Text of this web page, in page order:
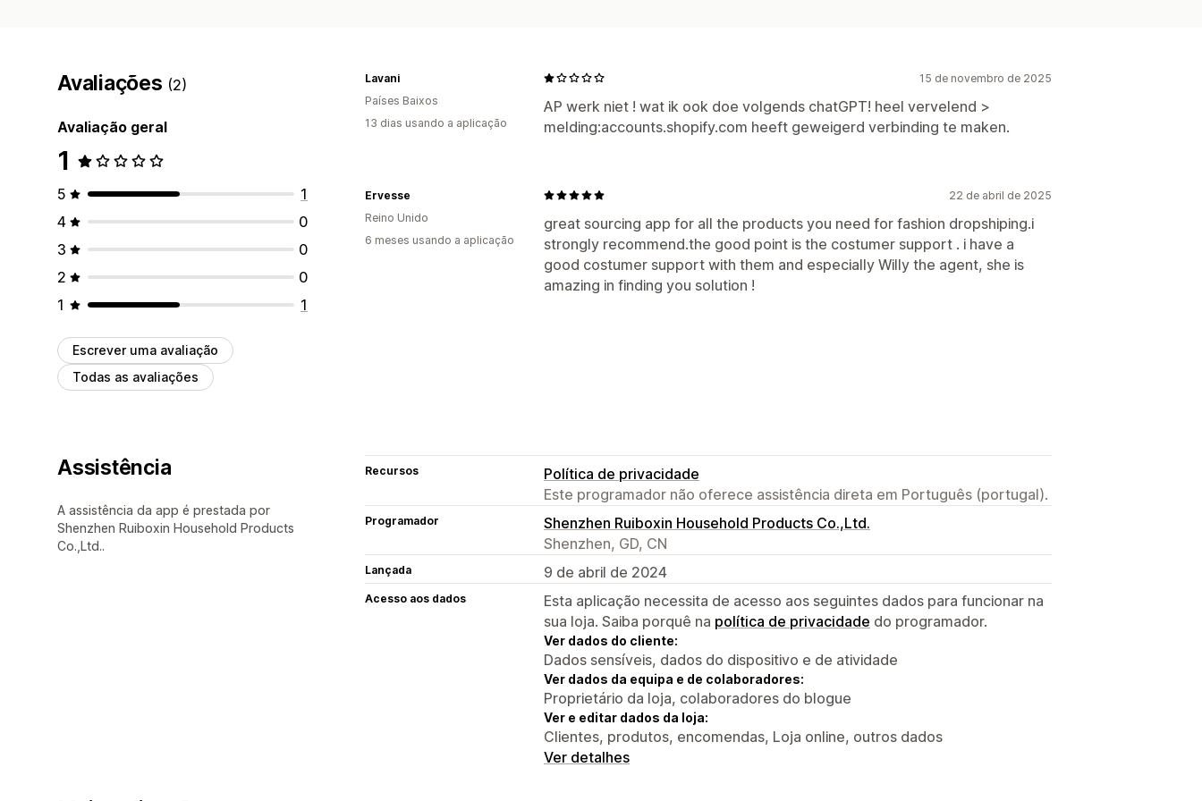
Avaliações (2)
Avaliação geral
1
5
1
4
0
3
0
2
0
1
1
Escrever uma avaliação
Todas as avaliações
15 de novembro de 2025
AP werk niet ! wat ik ook doe volgends chatGPT! heel vervelend >
melding:accounts.shopify.com heeft geweigerd verbinding te maken.
Lavani
Países Baixos
13 dias usando a aplicação
22 de abril de 2025
great sourcing app for all the products you need for fashion dropshiping.i
strongly recommend.the good point is the costumer support . i have a
good costumer support with them and especially Willy the agent, she is
amazing in finding you solution !
Ervesse
Reino Unido
6 meses usando a aplicação
Assistência
A assistência da app é prestada por
Shenzhen Ruiboxin Household Products
Co.,Ltd..
Recursos
Política de privacidade
Este programador não oferece assistência direta em Português (portugal).
Programador
Shenzhen Ruiboxin Household Products Co.,Ltd.
Shenzhen, GD, CN
Lançada 9 de abril de 2024
Acesso aos dados
Esta aplicação necessita de acesso aos seguintes dados para funcionar na
sua loja. Saiba porquê na política de privacidade do programador.
Ver dados do cliente:
Dados sensíveis, dados do dispositivo e de atividade
Ver dados da equipa e de colaboradores:
Proprietário da loja, colaboradores do blogue
Ver e editar dados da loja:
Clientes, produtos, encomendas, Loja online, outros dados
Ver detalhes